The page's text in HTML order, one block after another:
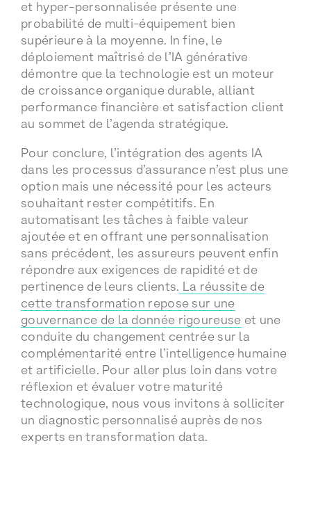
et hyper-personnalisée présente une
probabilité de multi-équipement bien
supérieure à la moyenne. In fine, le
déploiement maîtrisé de l’IA générative
démontre que la technologie est un moteur
de croissance organique durable, alliant
performance financière et satisfaction client
au sommet de l’agenda stratégique.
Pour conclure, l’intégration des agents IA
dans les processus d’assurance n’est plus une
option mais une nécessité pour les acteurs
souhaitant rester compétitifs. En
automatisant les tâches à faible valeur
ajoutée et en offrant une personnalisation
sans précédent, les assureurs peuvent enfin
répondre aux exigences de rapidité et de
pertinence de leurs clients. La réussite de
cette transformation repose sur une
gouvernance de la donnée rigoureuse et une
conduite du changement centrée sur la
complémentarité entre l’intelligence humaine
et artificielle. Pour aller plus loin dans votre
réflexion et évaluer votre maturité
technologique, nous vous invitons à solliciter
un diagnostic personnalisé auprès de nos
experts en transformation data.